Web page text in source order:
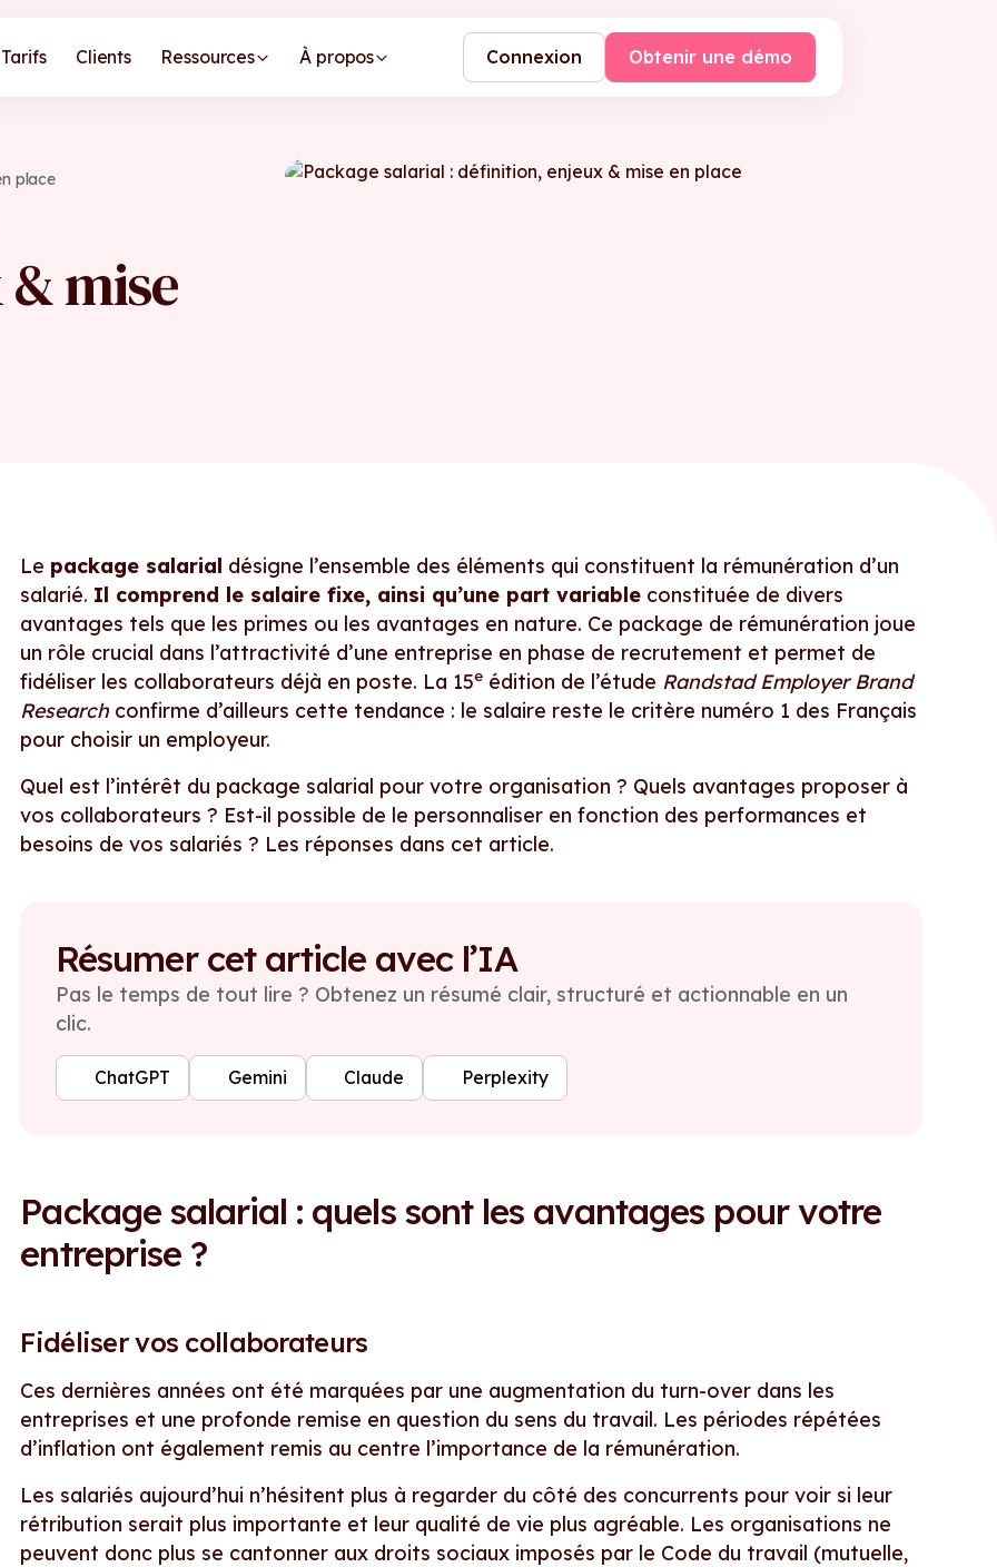
Tarifs Clients Ressources À propos Connexion Obtenir une démo
place
mise
Le package salarial désigne l’ensemble des éléments qui constituent la rémunération d’un
salarié. Il comprend le salaire fixe, ainsi qu’une part variable constituée de divers
avantages tels que les primes ou les avantages en nature. Ce package de rémunération joue
un rôle crucial dans l’attractivité d’une entreprise en phase de recrutement et permet de
fidéliser les collaborateurs déjà en poste. La 15e édition de l’étude Randstad Employer Brand
Research confirme d’ailleurs cette tendance : le salaire reste le critère numéro 1 des Français
pour choisir un employeur.
Quel est l’intérêt du package salarial pour votre organisation ? Quels avantages proposer à
vos collaborateurs ? Est-il possible de le personnaliser en fonction des performances et
besoins de vos salariés ? Les réponses dans cet article.
Résumer cet article avec l’IA
Pas le temps de tout lire ? Obtenez un résumé clair, structuré et actionnable en un
clic.
ChatGPT Gemini Claude Perplexity
Package salarial : quels sont les avantages pour votre
entreprise ?
Fidéliser vos collaborateurs
Ces dernières années ont été marquées par une augmentation du turn-over dans les
entreprises et une profonde remise en question du sens du travail. Les périodes répétées
d’inflation ont également remis au centre l’importance de la rémunération.
Les salariés aujourd’hui n’hésitent plus à regarder du côté des concurrents pour voir si leur
rétribution serait plus importante et leur qualité de vie plus agréable. Les organisations ne
peuvent donc plus se cantonner aux droits sociaux imposés par le Code du travail (mutuelle,